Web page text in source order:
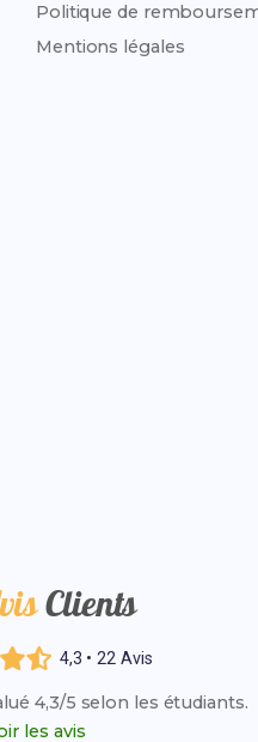
Politique de
Mentions légales
Clients
4,3 • 22 Avis
4,3/5 selon les étudiants.
les avis